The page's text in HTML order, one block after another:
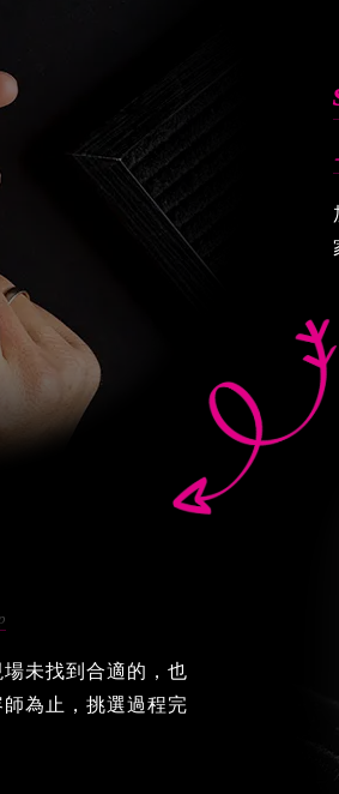
未找到合適的，也
為止，挑選過程完